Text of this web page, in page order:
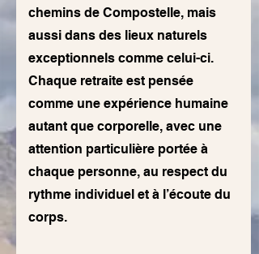
chemins de Compostelle, mais
aussi dans des lieux naturels
exceptionnels comme celui-ci.
Chaque retraite est pensée
comme une expérience humaine
autant que corporelle, avec une
attention particulière portée à
chaque personne, au respect du
rythme individuel et à l’écoute du
corps.